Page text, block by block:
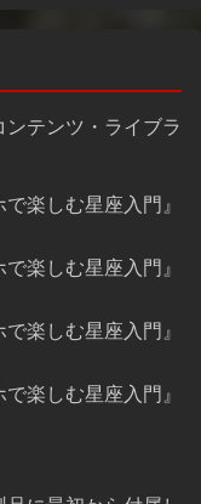
テンツ・ライブラ
楽しむ星座入門』
楽しむ星座入門』
楽しむ星座入門』
楽しむ星座入門』